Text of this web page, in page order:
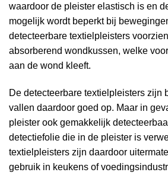
waardoor de pleister elastisch is en
mogelijk wordt beperkt bij
detecteerbare textielpleisters
absorberend wondkussen, welke
aan de wond kleeft.
De detecteerbare textielpleisters zijn
vallen daardoor goed op. Maar in
pleister ook gemakkelijk
detectiefolie die in de pleister is
textielpleisters zijn daardoor
gebruik in keukens of